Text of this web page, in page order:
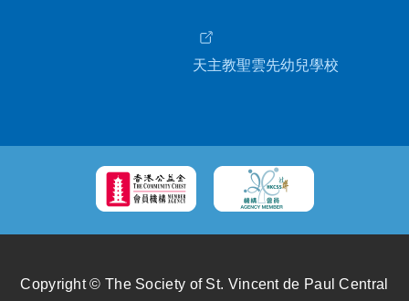
天主教聖雲先幼兒學校
Copyright © The Society of St. Vincent de Paul Central